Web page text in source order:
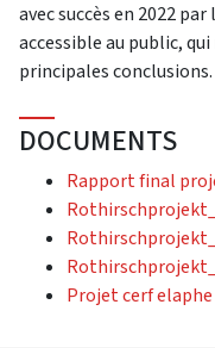
avec succès en 2022
accessible au public,
principales conclusions.
DOCUMENTS
Rapport final
Projet cerf